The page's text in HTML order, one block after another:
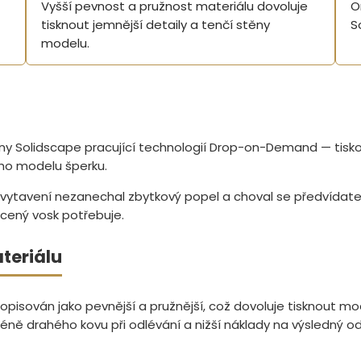
Vyšší pevnost a pružnost materiálu dovoluje
tisknout jemnější detaily a tenčí stěny
modelu.
Solidscape pracující technologií Drop-on-Demand —
modelu šperku.
nezanechal zbytkový popel a choval se
vosk potřebuje.
jako pevnější a pružnější, což dovoluje tisknout
drahého kovu při odlévání a nižší náklady na výsledný